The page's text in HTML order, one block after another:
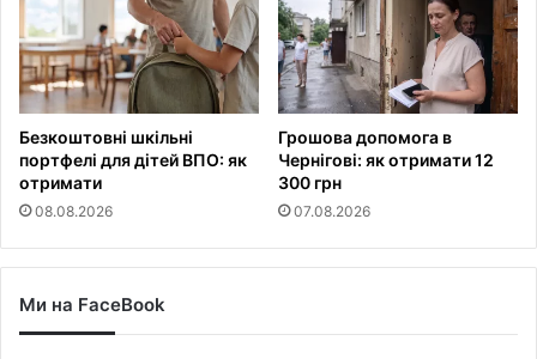
Безкоштовні шкільні
портфелі для дітей ВПО: як
отримати
08.08.2026
Грошова допомога в
Чернігові: як отримати 12
300 грн
07.08.2026
Ми на FaceBook